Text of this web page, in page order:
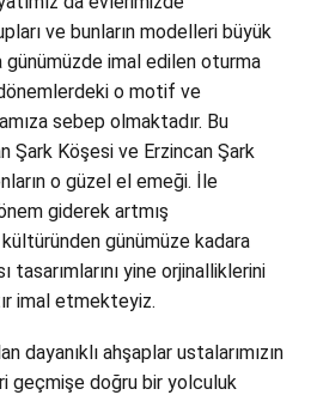
ve bunların modelleri büyük
günümüzde imal edilen oturma
o motif ve
sebep olmaktadır. Bu
Şark Köşesi ve Erzincan Şark
o güzel el emeği. İle
giderek artmış
günümüze kadara
tasarımlarını yine orjinalliklerini
imal etmekteyiz.
dayanıklı ahşaplar ustalarımızın
geçmişe doğru bir yolculuk